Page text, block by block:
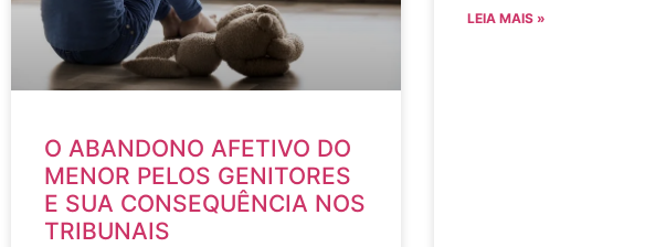
O ABANDONO AFETIVO DO
MENOR PELOS GENITORES
E SUA CONSEQUÊNCIA NOS
TRIBUNAIS
LEIA MAIS »